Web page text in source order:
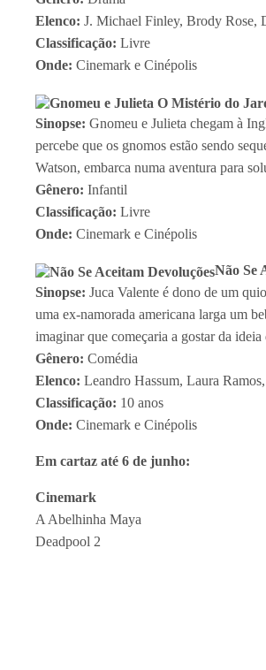
Elenco: J. Michael Finley, Brody Rose,
Classificação: Livre
Onde: Cinemark e Cinépolis
Sinopse: Gnomeu e Julieta chegam à
percebe que os gnomos estão sendo
Watson, embarca numa aventura para
Gênero: Infantil
Classificação: Livre
Onde: Cinemark e Cinépolis
Não Se
Sinopse: Juca Valente é dono de um
uma ex-namorada americana larga um
imaginar que começaria a gostar da ideia
Gênero: Comédia
Elenco: Leandro Hassum, Laura
Classificação: 10 anos
Onde: Cinemark e Cinépolis
Em cartaz até 6 de junho:
Cinemark
A Abelhinha Maya
Deadpool 2